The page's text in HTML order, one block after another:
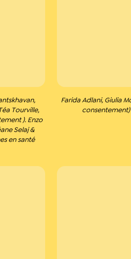
Tourville,
). Enzo
Selaj &
en santé
Farida Adlani, Giulia
consentement)